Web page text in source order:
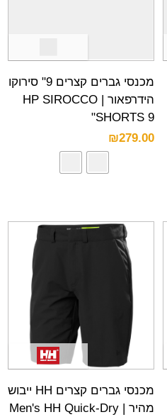
מכנסי גברים קצרים 9" סירוקו
הידרפאור | HP SIROCCO
SHORTS 9"
₪279.00
מכנסי גברים קצרים HH ייבוש
מהיר | Men's HH Quick-Dry